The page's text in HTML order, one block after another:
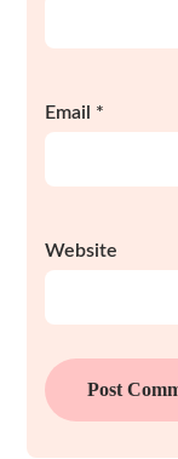
Email *
Website